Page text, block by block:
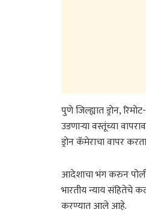
पुणे जिल्ह्यात ड्रोन,
उडणाऱ्या वस्तूंच्या
ड्रोन कॅमेराचा वापर
आदेशाचा भंग करुन
भारतीय न्याय संहितेचे
करण्यात आले आहे.